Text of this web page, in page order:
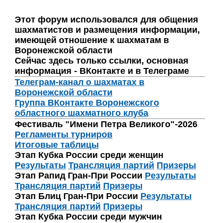
Этот форум использовался для общения
шахматистов и размещения информации,
имеющей отношение к шахматам в
Воронежской области
Сейчас здесь только ссылки, основная
информация - ВКонтакте и в Телеграме
Телеграм-канал о шахматах в
Воронежской области
Группа ВКонтакте Воронежского
областного шахматного клуба
Фестиваль "Имени Петра Великого"-2026
Регламенты турниров
Итоговые таблицы
Этап Кубка России среди женщин
Результаты Трансляция партий Призеры
Этап Рапид Гран-При России Результаты
Трансляция партий Призеры
Этап Блиц Гран-При России Результаты
Трансляция партий Призеры
Этап Кубка России среди мужчин